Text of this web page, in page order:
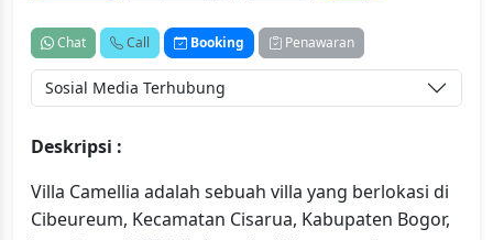
Chat Call Booking Penawaran
Sosial Media Terhubung
Deskripsi :
Villa Camellia adalah sebuah villa yang berlokasi di
Cibeureum, Kecamatan Cisarua, Kabupaten Bogor,